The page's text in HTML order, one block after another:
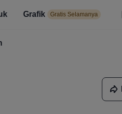
Grafik Gratis Selamanya